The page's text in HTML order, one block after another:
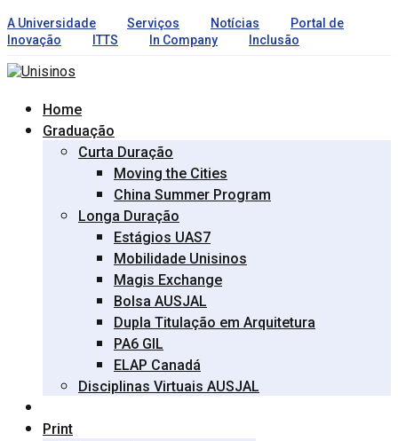
A Universidade Serviços Notícias
Portal de
Inovação
ITTS In Company Inclusão
Home
Graduação
Curta Duração
Moving the Cities
China Summer Program
Longa Duração
Estágios UAS7
Mobilidade Unisinos
Magis Exchange
Bolsa AUSJAL
Dupla Titulação em Arquitetura
PA6 GIL
ELAP Canadá
Disciplinas Virtuais AUSJAL
Print